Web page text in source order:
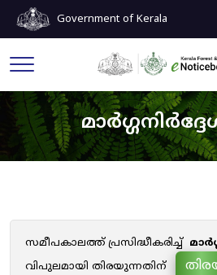
Government of Kerala
സമീപകാലത്ത് പ്രസിദ്ധീകരിച്ച്
വിപുലമായി തിരയുന്നതിന്